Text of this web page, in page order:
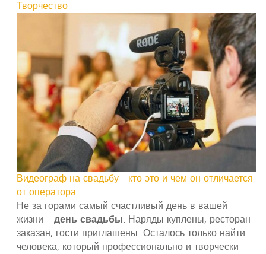
Творчество
Видеограф на свадьбу - кто это и чем он отличается
от оператора
Не за горами самый счастливый день в вашей
жизни –день свадьбы. Наряды куплены, ресторан
заказан, гости приглашены. Осталось только найти
человека, который профессионально и творчески